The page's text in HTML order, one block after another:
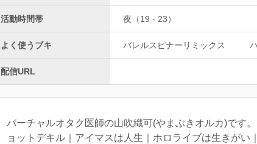
活動時間帯 夜（19 - 23）
よく使うブキ バレルスピナーリミックス
配信URL
バーチャルオタク医師の山吹織可(やまぶきオルカ)です
ョットデキル｜アイマスは人生｜ホロライブは生きが